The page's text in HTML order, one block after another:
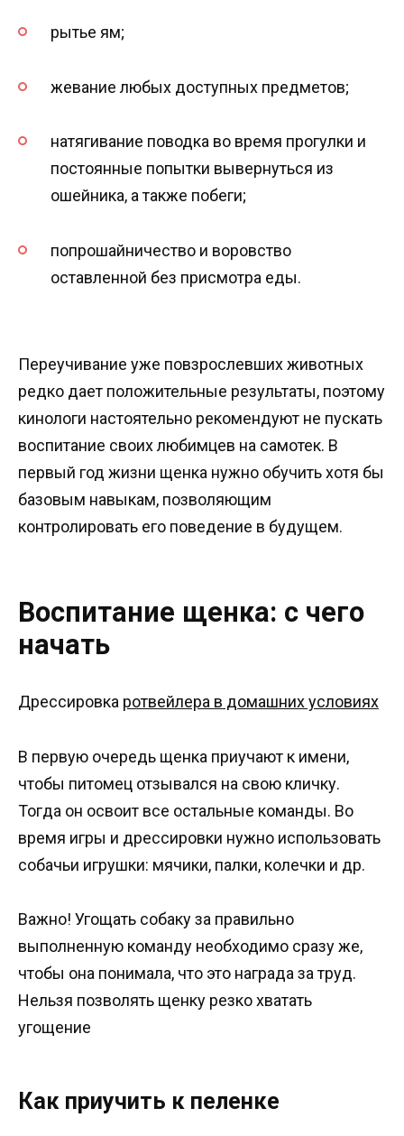
рытье ям;
жевание любых доступных предметов;
натягивание поводка во время прогулки и
постоянные попытки вывернуться из
ошейника, а также побеги;
попрошайничество и воровство
оставленной без присмотра еды.
Переучивание уже повзрослевших животных
редко дает положительные результаты, поэтому
кинологи настоятельно рекомендуют не пускать
воспитание своих любимцев на самотек. В
первый год жизни щенка нужно обучить хотя бы
базовым навыкам, позволяющим
контролировать его поведение в будущем.
Воспитание щенка: с чего
начать
Дрессировка ротвейлера в домашних условиях
В первую очередь щенка приучают к имени,
чтобы питомец отзывался на свою кличку.
Тогда он освоит все остальные команды. Во
время игры и дрессировки нужно использовать
собачьи игрушки: мячики, палки, колечки и др.
Важно! Угощать собаку за правильно
выполненную команду необходимо сразу же,
чтобы она понимала, что это награда за труд.
Нельзя позволять щенку резко хватать
угощение
Как приучить к пеленке